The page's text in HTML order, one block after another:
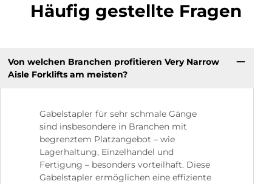
Häufig gestellte Fragen
Von welchen Branchen profitieren Very Narrow
Aisle Forklifts am meisten?
Gabelstapler für sehr schmale Gänge
sind insbesondere in Branchen mit
begrenztem Platzangebot – wie
Lagerhaltung, Einzelhandel und
Fertigung – besonders vorteilhaft. Diese
Gabelstapler ermöglichen eine effiziente